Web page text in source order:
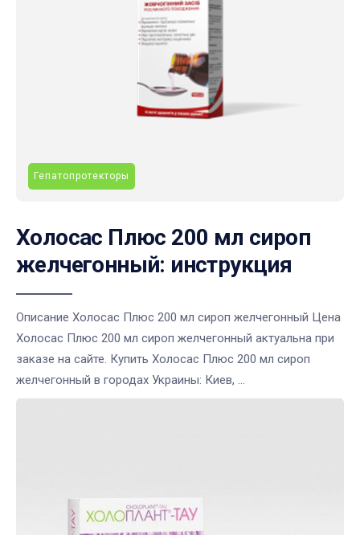
Гепатопротекторы
Холосас Плюс 200 мл сироп
желчегонный: инструкция
Описание Холосас Плюс 200 мл сироп желчегонный Цена
Холосас Плюс 200 мл сироп желчегонный актуальна при
заказе на сайте. Купить Холосас Плюс 200 мл сироп
желчегонный в городах Украины: Киев, ...